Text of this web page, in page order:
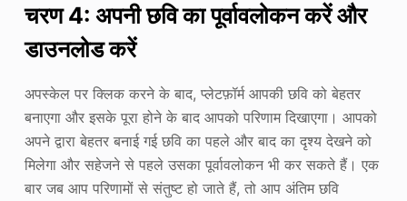
चरण 4: अपनी छवि का पूर्वावलोकन करें और
डाउनलोड करें
अपस्केल पर क्लिक करने के बाद, प्लेटफ़ॉर्म आपकी छवि को बेहतर
बनाएगा और इसके पूरा होने के बाद आपको परिणाम दिखाएगा। आपको
अपने द्वारा बेहतर बनाई गई छवि का पहले और बाद का दृश्य देखने को
मिलेगा और सहेजने से पहले उसका पूर्वावलोकन भी कर सकते हैं। एक
बार जब आप परिणामों से संतुष्ट हो जाते हैं, तो आप अंतिम छवि